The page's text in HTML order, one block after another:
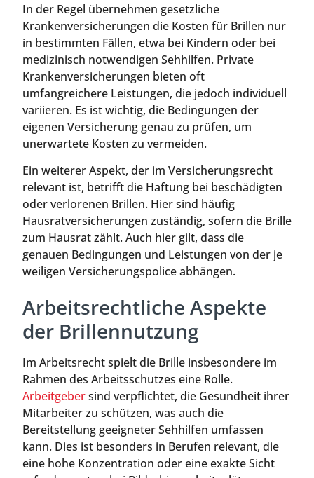
In der Regel übernehmen gesetzliche
Krankenversicherungen die Kosten für Brillen nur
in bestimmten Fällen, etwa bei Kindern oder bei
medizinisch notwendigen Sehhilfen. Private
Krankenversicherungen bieten oft
umfangreichere Leistungen, die jedoch individuell
variieren. Es ist wichtig, die Bedingungen der
eigenen Versicherung genau zu prüfen, um
unerwartete Kosten zu vermeiden.
Ein weiterer Aspekt, der im Versicherungsrecht
relevant ist, betrifft die Haftung bei beschädigten
oder verlorenen Brillen. Hier sind häufig
Hausratversicherungen zuständig, sofern die Brille
zum Hausrat zählt. Auch hier gilt, dass die
genauen Bedingungen und Leistungen von der je
weiligen Versicherungspolice abhängen.
Arbeitsrechtliche Aspekte
der Brillennutzung
Im Arbeitsrecht spielt die Brille insbesondere im
Rahmen des Arbeitsschutzes eine Rolle.
Arbeitgebersind verpflichtet, die Gesundheit ihrer
Mitarbeiter zu schützen, was auch die
Bereitstellung geeigneter Sehhilfen umfassen
kann. Dies ist besonders in Berufen relevant, die
eine hohe Konzentration oder eine exakte Sicht